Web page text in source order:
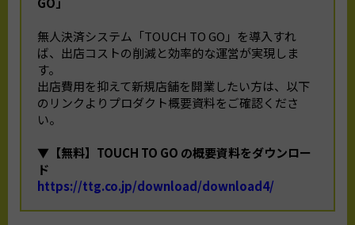
無人決済システム「TOUCH TO GO」を導入すれ
ば、出店コストの削減と効率的な運営が実現しま
す。
出店費用を抑えて新規店舗を開業したい方は、以下
のリンクよりプロダクト概要資料をご確認くださ
い。
▼【無料】TOUCH TO GO の概要資料をダウンロー
ド
https://ttg.co.jp/download/download4/